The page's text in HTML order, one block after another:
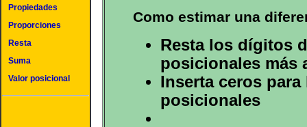
Propiedades
Proporciones
Resta
Suma
Valor posicional
Como estimar una
Resta los dígitos
posicionales más
Inserta ceros
posicionales